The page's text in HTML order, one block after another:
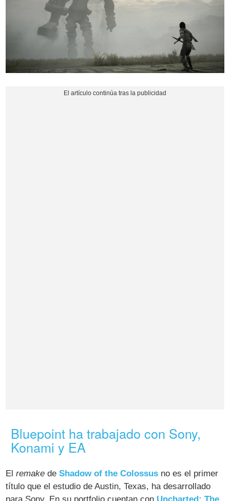
Bluepoint ha trabajado con Sony,
Konami y EA
Elremake deShadow of the Colossus no es el primer
título que el estudio de Austin, Texas, ha desarrollado